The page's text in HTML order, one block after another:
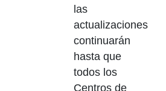
las
actualizaciones
continuarán
hasta que
todos los
Centros de